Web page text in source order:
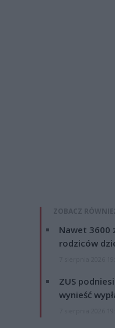
ZOBACZ
Nawet 3600
rodziców
ZUS
wynieść